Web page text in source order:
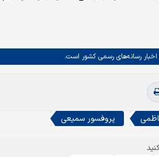
اخبار رسانه‌های رسمی کشور است.
پروفسور سمیعی